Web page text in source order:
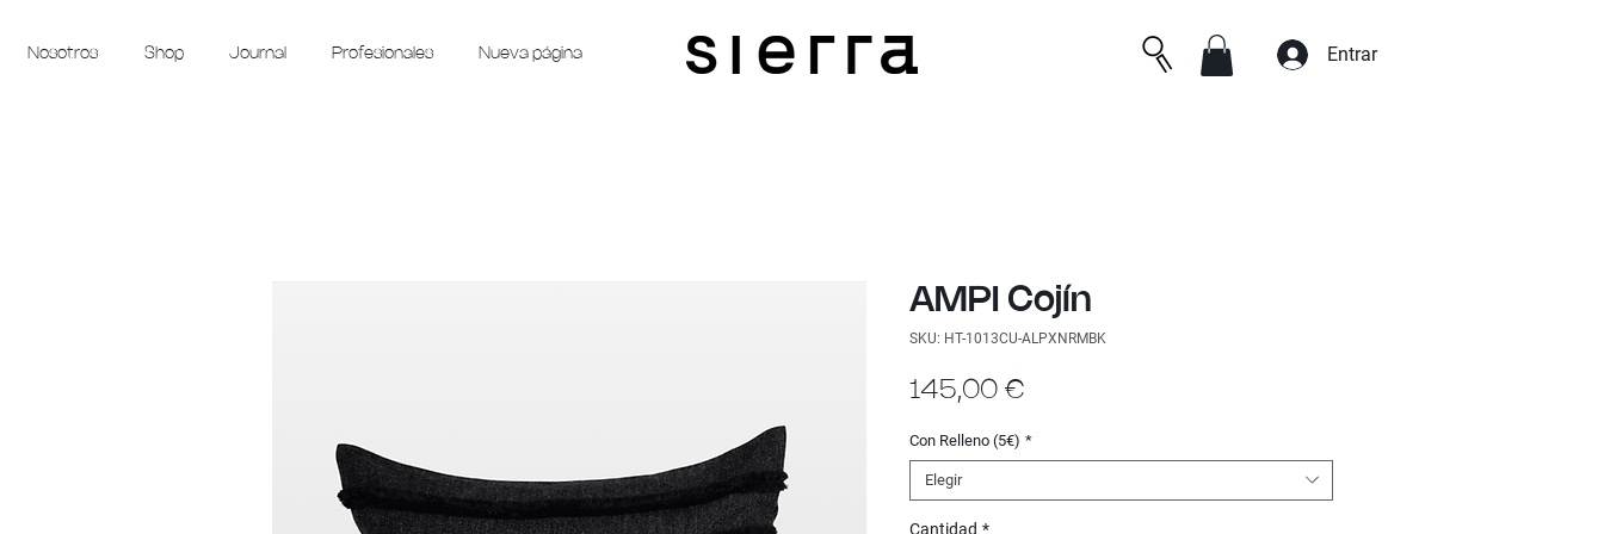
Nosotros Shop Journal Profesionales Nueva página Entrar
AMPI Cojín
SKU: HT-1013CU-ALPXNRMBK
145,00 €
Con Relleno (5€) *
Elegir
Cantidad *